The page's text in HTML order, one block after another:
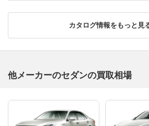
カタログ情報をもっと見
他メーカーのセダンの買取相場